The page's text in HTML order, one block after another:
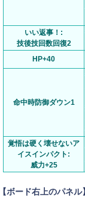
いい返事！:
技後技回数回復2
HP+40
命中時防御ダウン1
覚悟は硬く壊せないア
イスインパクト:
威力+25
ボード右上のパネル】